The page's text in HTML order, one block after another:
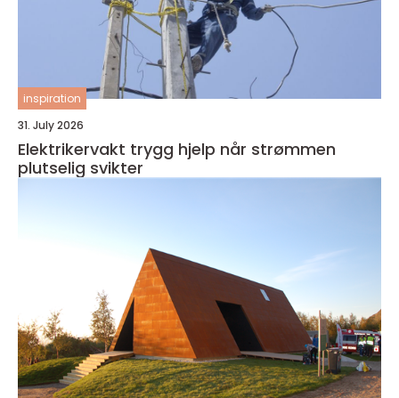
inspiration
31. July 2026
Elektrikervakt trygg hjelp når strømmen
plutselig svikter